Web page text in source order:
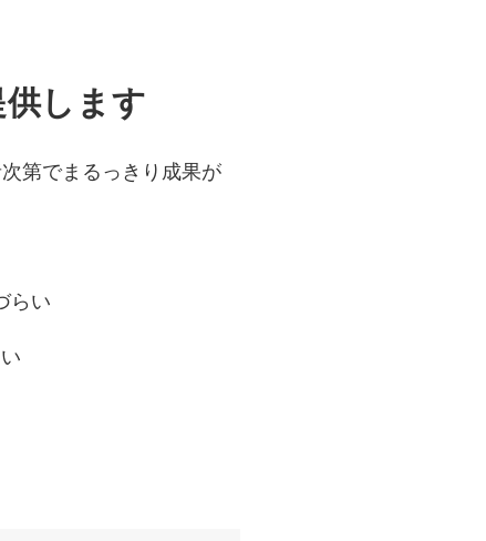
します
第でまるっきり成果が
らい